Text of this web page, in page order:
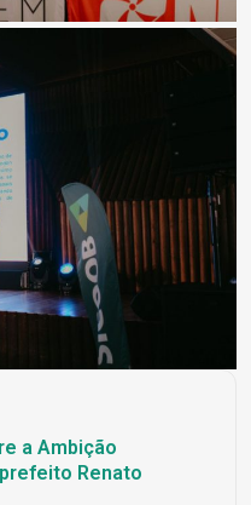
a Ambição
Renato